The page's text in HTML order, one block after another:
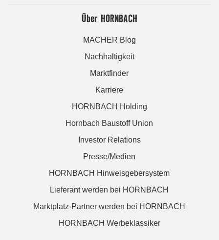
Über HORNBACH
MACHER Blog
Nachhaltigkeit
Marktfinder
Karriere
HORNBACH Holding
Hornbach Baustoff Union
Investor Relations
Presse/Medien
HORNBACH Hinweisgebersystem
Lieferant werden bei HORNBACH
Marktplatz-Partner werden bei HORNBACH
HORNBACH Werbeklassiker